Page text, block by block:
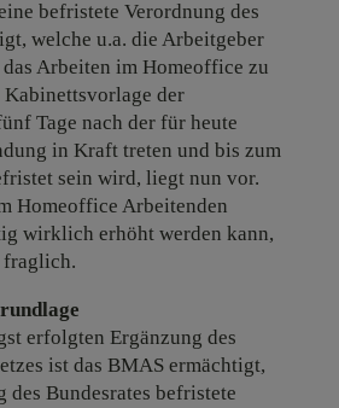
befristete Verordnung des
welche u.a. die Arbeitgeber
Arbeiten im Homeoffice zu
der
Tage nach der für heute
in Kraft treten und bis zum
sein wird, liegt nun vor.
Homeoffice Arbeitenden
wirklich erhöht werden kann,
fraglich.
erfolgten Ergänzung des
ist das BMAS ermächtigt,
des Bundesrates befristete